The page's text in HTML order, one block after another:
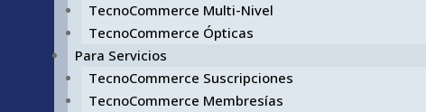
TecnoCommerce Multi-Nivel
TecnoCommerce Ópticas
Para Servicios
TecnoCommerce Suscripciones
TecnoCommerce Membresías